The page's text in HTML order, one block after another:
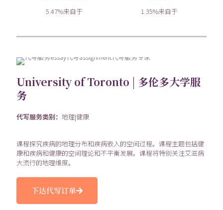
5.47%来自于
1.35%来自于
University of Toronto | 多伦多大学服
务
代写服务类别： 地理|健康
课程探究疾病的地理分布和疾病嵌入的空间过程。课程主题包括健
康和疾病和健康的空间理论和不平衡发展。课程将特别关注艾滋病
大流行的地理维度。
下达代写订单